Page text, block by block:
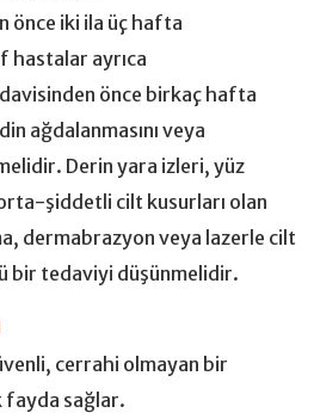
önce iki ila üç hafta
hastalar ayrıca
önce birkaç hafta
ağdalanmasını veya
Derin yara izleri, yüz
orta-şiddetli cilt kusurları olan
dermabrazyon veya lazerle cilt
bir tedaviyi düşünmelidir.
cerrahi olmayan bir
fayda sağlar.